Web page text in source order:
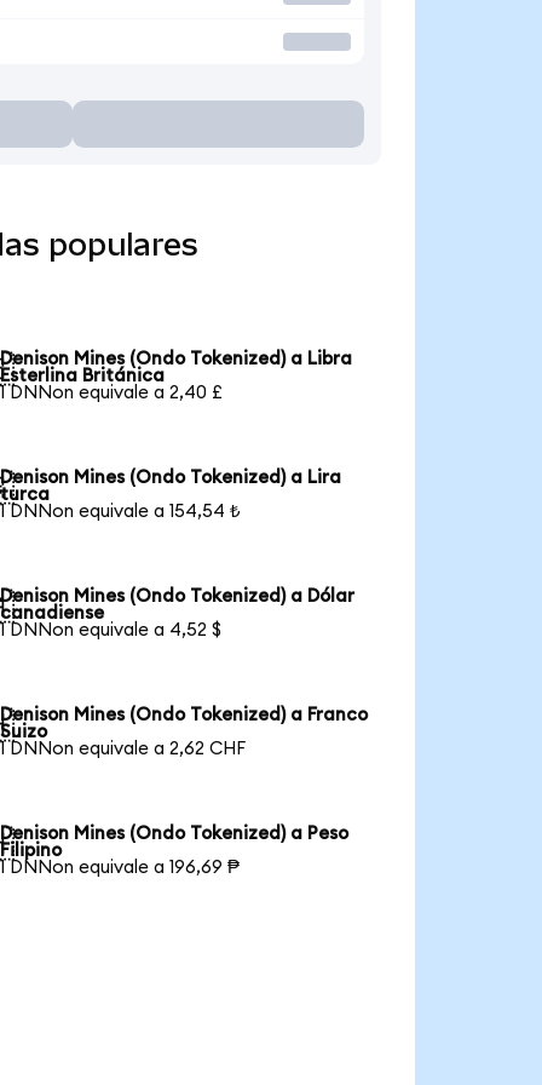
populares
Denison Mines (Ondo Tokenized) a Libra
Esterlina Británica
1 DNNon equivale a 2,40 £
Denison Mines (Ondo Tokenized) a Lira
turca
1 DNNon equivale a 154,54 ₺
Denison Mines (Ondo Tokenized) a Dólar
canadiense
1 DNNon equivale a 4,52 $
Denison Mines (Ondo Tokenized) a Franco
Suizo
1 DNNon equivale a 2,62 CHF
Denison Mines (Ondo Tokenized) a Peso
Filipino
1 DNNon equivale a 196,69 ₱